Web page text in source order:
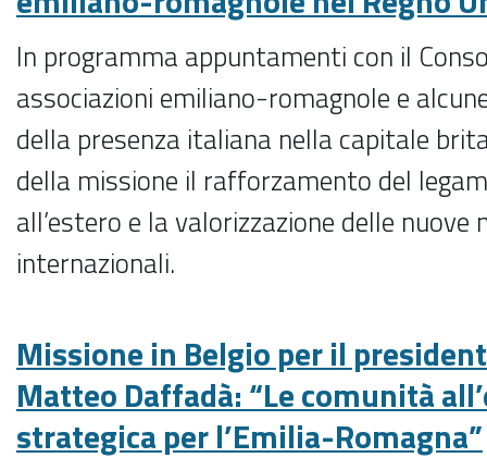
In programma appuntamenti con il
associazioni emiliano-romagnole e
della presenza italiana nella capitale
della missione il rafforzamento del
all’estero e la valorizzazione delle nuove
internazionali.
Missione in Belgio per il
Matteo Daffadà: “Le comunità
strategica per l’Emilia-Romagna”